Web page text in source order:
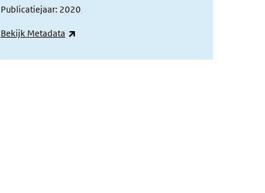
Publicatiejaar: 2020
Bekijk Metadata